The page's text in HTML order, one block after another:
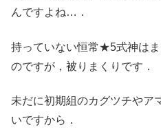
んですよね…．
持っていない恒常★5式神は
のですが，被りまくりです．
未だに初期組のカグツチやア
いですから．